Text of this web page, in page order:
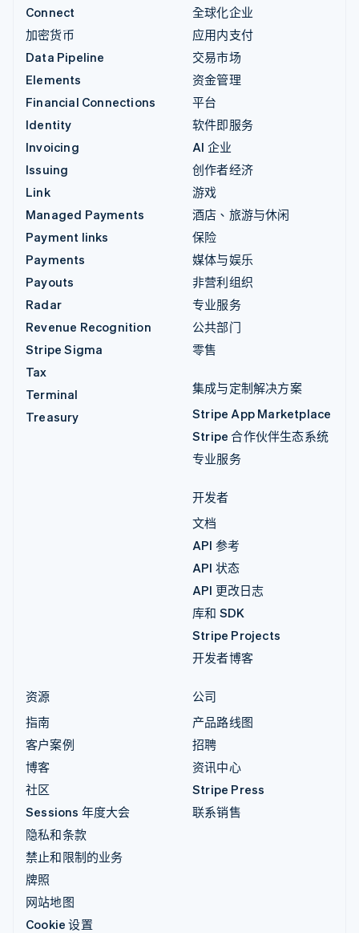
Connect
加密货币
Data Pipeline
Elements
Financial Connections
Identity
Invoicing
Issuing
Link
Managed Payments
Payment links
Payments
Payouts
Radar
Revenue Recognition
Stripe Sigma
Tax
Terminal
Treasury
全球化企业
应用内支付
交易市场
资金管理
平台
软件即服务
AI 企业
创作者经济
游戏
酒店、旅游与休闲
保险
媒体与娱乐
非营利组织
专业服务
公共部门
零售
集成与定制解决方案
Stripe App Marketplace
Stripe 合作伙伴生态系统
专业服务
开发者
文档
API 参考
API 状态
API 更改日志
库和 SDK
Stripe Projects
开发者博客
资源
指南
客户案例
博客
社区
Sessions 年度大会
隐私和条款
禁止和限制的业务
牌照
网站地图
Cookie 设置
公司
产品路线图
招聘
资讯中心
Stripe Press
联系销售